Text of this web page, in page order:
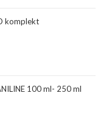
komplekt
100 ml- 250 ml